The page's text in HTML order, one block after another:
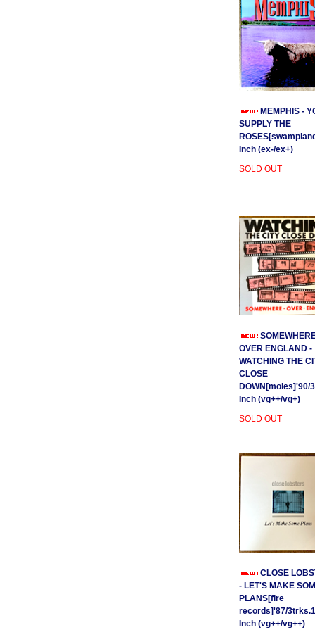
MEMPHIS -
SUPPLY THE
Inch (ex-/ex+)
SOLD OUT
OVER ENGLAND -
WATCHING THE
CLOSE
DOWN[moles]'90/
Inch (vg++/vg+)
SOLD OUT
CLOSE
- LET'S MAKE
PLANS[fire
records]'87/
Inch (vg++/vg++)